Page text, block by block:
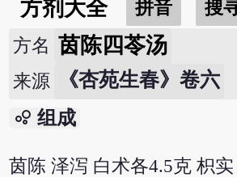
方剂大全 拼音 搜
方名 茵陈四苓汤
来源 《杏苑生春》卷六
bubble_chart 组成
茵陈 泽泻 白术各4.5克 枳